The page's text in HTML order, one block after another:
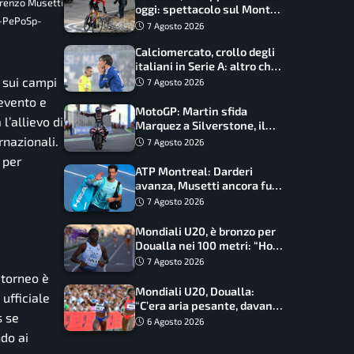
sui campi
e
di
è
ufficiale
se
ai
oggi: spettacolo sul Mont
Ventoux, orari e come
7 Agosto 2026
Calciomercato, crollo degli
italiani in Serie A: altro che
svolta dopo il Mondiale
7 Agosto 2026
MotoGP: Martin sfida
Marquez a Silverstone, il
programma e gli orari
7 Agosto 2026
ATP Montreal: Darderi
avanza, Musetti ancora fuori
con Jodar
7 Agosto 2026
Mondiali U20, è bronzo per
Doualla nei 100 metri: “Ho
scacciato l’ansia”
7 Agosto 2026
Mondiali U20, Doualla:
“C’era aria pesante, davano
le mascherine! Finale? Non
6 Agosto 2026